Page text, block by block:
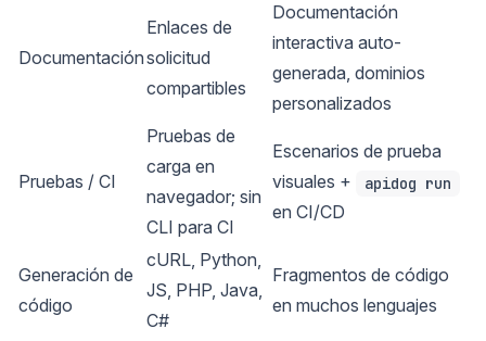
Documentación
Enlaces de
solicitud
compartibles
Documentación
interactiva auto-
generada, dominios
personalizados
Pruebas / CI
Pruebas de
carga en
navegador; sin
CLI para CI
Escenarios de prueba
visuales +
apidog run
en CI/CD
Generación de
código
cURL, Python,
JS, PHP, Java,
C#
Fragmentos de código
en muchos lenguajes